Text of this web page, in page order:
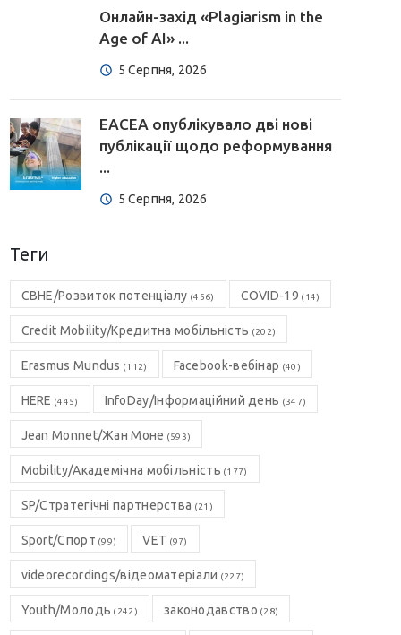
Онлайн-захід «Plagiarism in the
Age of AI» ...
5 Серпня, 2026
EACEA опублікувало дві нові
публікації щодо реформування
...
5 Серпня, 2026
Теги
CBHE/Розвиток потенціалу (456) COVID-19 (14)
Credit Mobility/Кредитна мобільність (202)
Erasmus Mundus (112) Facebook-вебінар (40)
HERE (445) InfoDay/Інформаційний день (347)
Jean Monnet/Жан Моне (593)
Mobility/Академічна мобільність (177)
SP/Стратегічні партнерства (21)
Sport/Спорт (99) VET (97)
videorecordings/відеоматеріали (227)
Youth/Молодь (242) законодавство (28)